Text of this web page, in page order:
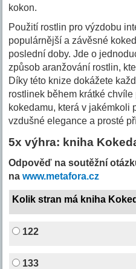
kokon.
Použití rostlin pro výzdobu
populárnější a závěsné
poslední doby. Jde o
způsob aranžování rostlin,
Díky této knize dokážete
rostlinek během krátké
kokedamu, která v jakémkoli
vzdušné elegance a prosté
5x výhra: kniha
Odpověď na soutěžní
nawww.metafora.cz
Kolik stran má kniha
122
133